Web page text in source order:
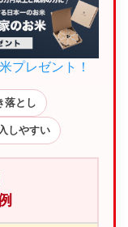
プレゼント！
落とし
しやすい